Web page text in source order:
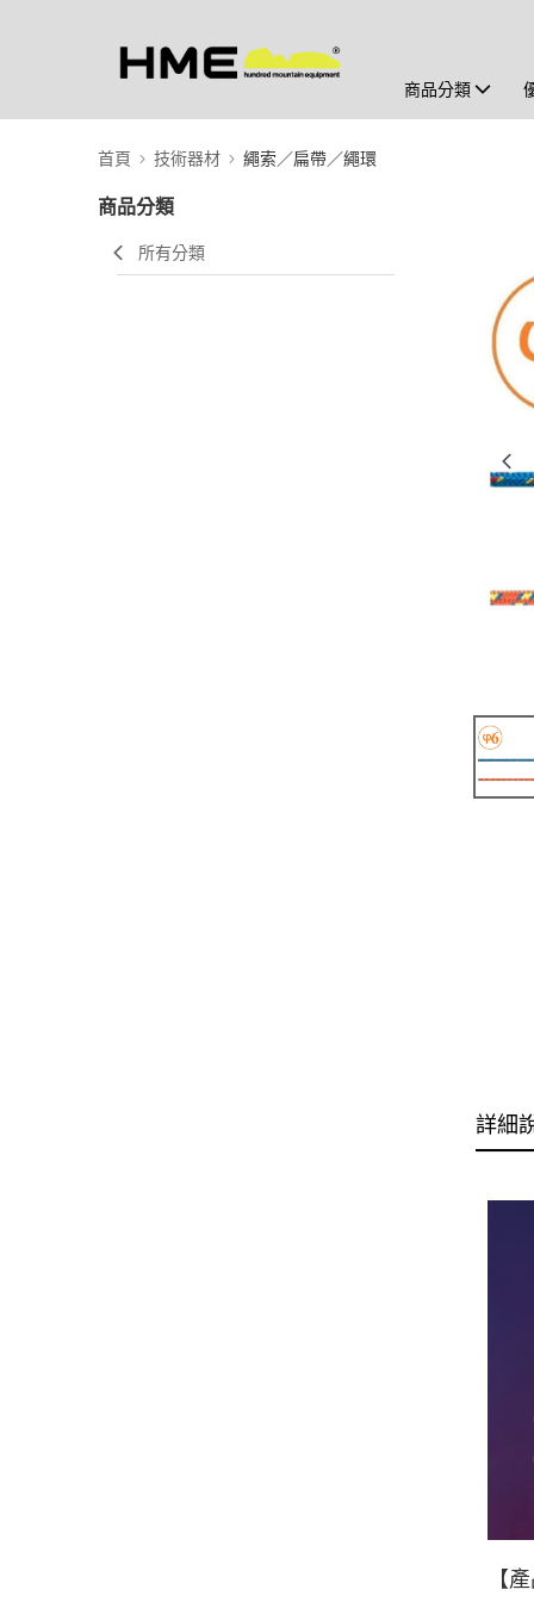
商品分類
首頁 技術器材 繩索／扁帶／繩環
商品分類
所有分類
詳細
【